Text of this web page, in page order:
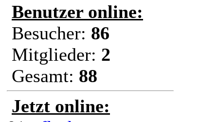
Benutzer online:
Besucher: 86
Mitglieder: 2
Gesamt: 88
Jetzt online: